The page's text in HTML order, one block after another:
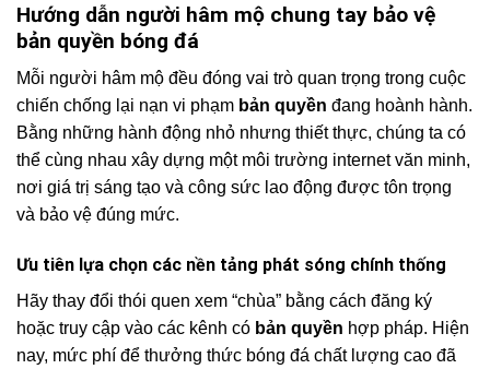
Hướng dẫn người hâm mộ chung tay bảo vệ
bản quyền bóng đá
Mỗi người hâm mộ đều đóng vai trò quan trọng trong cuộc
chiến chống lại nạn vi phạm bản quyền đang hoành hành.
Bằng những hành động nhỏ nhưng thiết thực, chúng ta có
thể cùng nhau xây dựng một môi trường internet văn minh,
nơi giá trị sáng tạo và công sức lao động được tôn trọng
và bảo vệ đúng mức.
Ưu tiên lựa chọn các nền tảng phát sóng chính thống
Hãy thay đổi thói quen xem “chùa” bằng cách đăng ký
hoặc truy cập vào các kênh có bản quyền hợp pháp. Hiện
nay, mức phí để thưởng thức bóng đá chất lượng cao đã